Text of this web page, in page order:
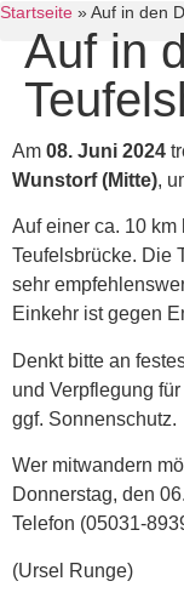
Startseite » Auf in den
Auf in
Am 08. Juni 2024
Wunstorf (Mitte),
Auf einer ca. 10
Teufelsbrücke. Die
sehr
Einkehr ist gegen
Denkt bitte an
und Verpflegung
ggf. Sonnenschutz.
Wer mitwandern
Donnerstag, den
Telefon (05031-
(Ursel Runge)